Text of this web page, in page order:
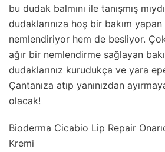
bu dudak balmını ile tanışmış
dudaklarınıza hoş bir bakım
nemlendiriyor hem de besliyor.
ağır bir nemlendirme sağlayan
dudaklarınız kurudukça ve yara
Çantanıza atıp yanınızdan
olacak!
Bioderma Cicabio Lip Repair
Kremi